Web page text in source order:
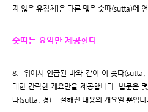
지 않은 유정체]은 다른 많은 숫따(sutta)에
숫따는 요약만 제공한다
8. 위에서 언급된 바와 같이 이 숫따(sutta,
대한 간략한 개요만을 제공합니다. 법문은
따(sutta, 경)는 설해진 내용의 개요일 뿐입니